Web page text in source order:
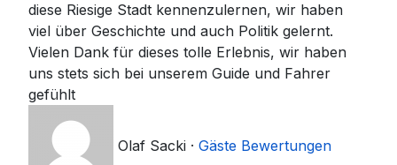
diese Riesige Stadt kennenzulernen, wir haben
viel über Geschichte und auch Politik gelernt.
Vielen Dank für dieses tolle Erlebnis, wir haben
uns stets sich bei unserem Guide und Fahrer
gefühlt
Olaf Sacki · Gäste Bewertungen